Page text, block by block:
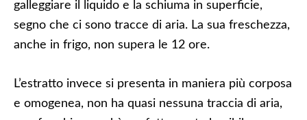
galleggiare il liquido e la schiuma in superficie,
segno che ci sono tracce di aria. La sua freschezza,
anche in frigo, non supera le 12 ore.
L’estratto invece si presenta in maniera più corposa
e omogenea, non ha quasi nessuna traccia di aria,